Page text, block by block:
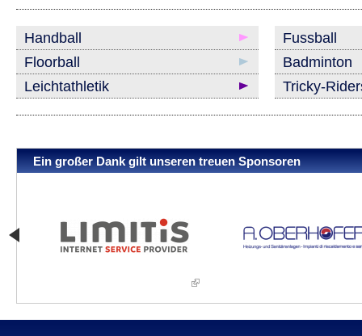
Handball
Fussball
Floorball
Badminton
Leichtathletik
Tricky-
Ein großer Dank gilt unseren treuen Sponsoren